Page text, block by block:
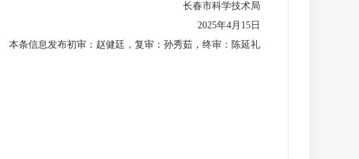
长春市科学技术局
2025年4月15日
本条信息发布初审：赵健廷，复审：孙秀茹，终审：陈延礼